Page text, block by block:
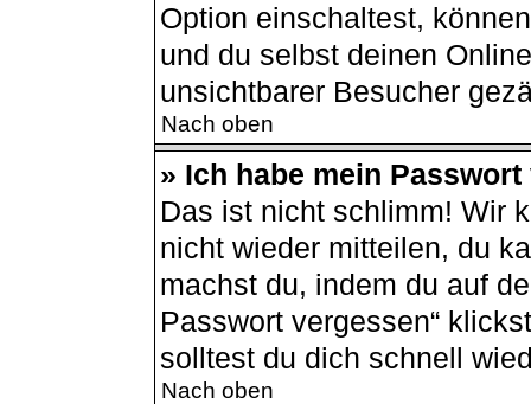
Option einschaltest,
und du selbst deinen
unsichtbarer Besucher
Nach oben
» Ich habe mein
Das ist nicht schlimm! Wir
nicht wieder mitteilen, du
machst du, indem du auf
Passwort vergessen“
solltest du dich schnell
Nach oben